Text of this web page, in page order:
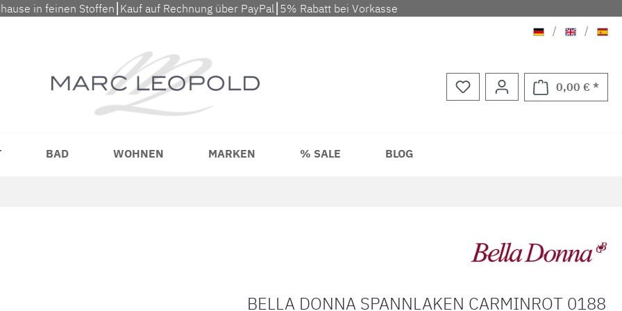
in feinen Stoffen⎮Kauf auf Rechnung über PayPal⎮5% Rabatt bei Vorkasse
Deutsch
/ Englisch
/
0,00 € *
BAD WOHNEN MARKEN % SALE BLOG
BELLA DONNA SPANNLAKEN CARMINROT 0188